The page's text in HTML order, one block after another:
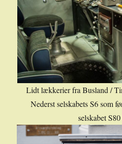
Lidt lækkerier fra Busland /
Nederst selskabets S6 som
selskabet S80